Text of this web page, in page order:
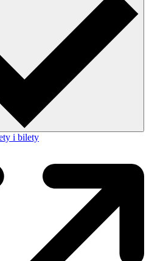
i bilety